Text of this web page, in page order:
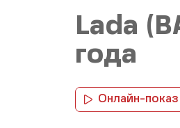
Lada
года
Онлайн-